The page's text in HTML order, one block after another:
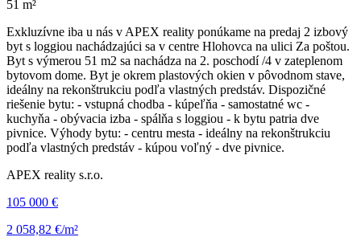
51 m²
Exkluzívne iba u nás v APEX reality ponúkame na predaj 2 izbový
byt s loggiou nachádzajúci sa v centre Hlohovca na ulici Za poštou.
Byt s výmerou 51 m2 sa nachádza na 2. poschodí /4 v zateplenom
bytovom dome. Byt je okrem plastových okien v pôvodnom stave,
ideálny na rekonštrukciu podľa vlastných predstáv. Dispozičné
riešenie bytu: - vstupná chodba - kúpeľňa - samostatné wc -
kuchyňa - obývacia izba - spálňa s loggiou - k bytu patria dve
pivnice. Výhody bytu: - centru mesta - ideálny na rekonštrukciu
podľa vlastných predstáv - kúpou voľný - dve pivnice.
APEX reality s.r.o.
105 000 €
2 058,82 €/m²